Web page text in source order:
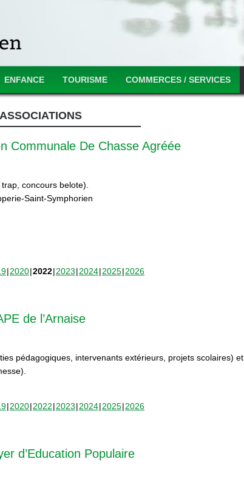
ENFANCE TOURISME COMMERCES / SERVICES
ASSOCIATIONS
Communale De Chasse Agréée
concours belote).
Saint-Symphorien
2020 2022 2023 2024 2025 2026
de l’Arnaise
pédagogiques, intervenants extérieurs, projets scolaires) et
2020 2022 2023 2024 2025 2026
d’Education Populaire